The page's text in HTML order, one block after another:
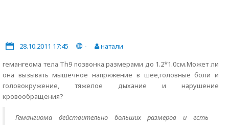
28.10.2011 17:45 -
натали
гемангеома тела Th9 позвонка.размерами до 1.2*1.0см.Может ли
она вызывать мышечное напряжение в шее,головные боли и
головокружение, тяжелое дыхание и нарушение
кровообращения?
Гемангиома действительно больших размеров и есть